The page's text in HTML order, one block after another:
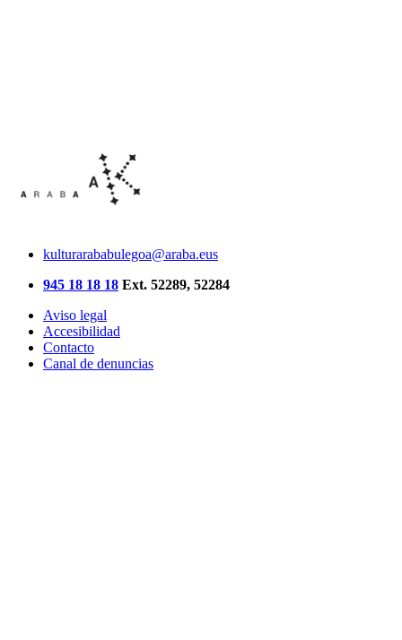
kulturarababulegoa@araba.eus
945 18 18 18 Ext. 52289, 52284
Aviso legal
Accesibilidad
Contacto
Canal de denuncias